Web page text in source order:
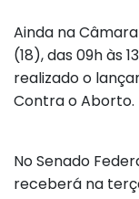
Ainda na
(18), das 09h às
realizado o
Contra o Aborto.
No Senado
receberá na